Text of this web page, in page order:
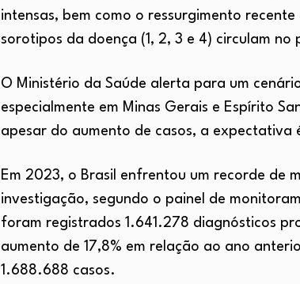
intensas, bem como o ressurgimento
sorotipos da doença (1, 2, 3 e 4) circulam
O Ministério da Saúde alerta para um
especialmente em Minas Gerais e Espírito
apesar do aumento de casos, a expectativa
Em 2023, o Brasil enfrentou um recorde de
investigação, segundo o painel de
foram registrados 1.641.278 diagnósticos
aumento de 17,8% em relação ao ano
1.688.688 casos.